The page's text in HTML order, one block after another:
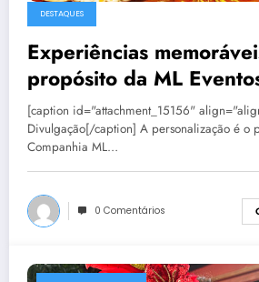
DESTAQUES
Experiências
propósito da ML
[caption id="attachment_15156"
Divulgação[/caption] A personalização é o
Companhia ML…
0 Comentários